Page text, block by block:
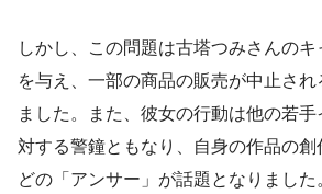
しかし、この問題は古塔つみさんの
を与え、一部の商品の販売が中止され
ました。また、彼女の行動は他の若
対する警鐘ともなり、自身の作品の
どの「アンサー」が話題となりました